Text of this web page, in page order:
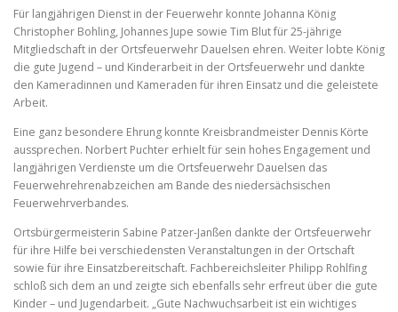
Für langjährigen Dienst in der Feuerwehr konnte Johanna König
Christopher Bohling, Johannes Jupe sowie Tim Blut für 25-jährige
Mitgliedschaft in der Ortsfeuerwehr Dauelsen ehren. Weiter lobte König
die gute Jugend – und Kinderarbeit in der Ortsfeuerwehr und dankte
den Kameradinnen und Kameraden für ihren Einsatz und die geleistete
Arbeit.
Eine ganz besondere Ehrung konnte Kreisbrandmeister Dennis Körte
aussprechen. Norbert Puchter erhielt für sein hohes Engagement und
langjährigen Verdienste um die Ortsfeuerwehr Dauelsen das
Feuerwehrehrenabzeichen am Bande des niedersächsischen
Feuerwehrverbandes.
Ortsbürgermeisterin Sabine Patzer-Janßen dankte der Ortsfeuerwehr
für ihre Hilfe bei verschiedensten Veranstaltungen in der Ortschaft
sowie für ihre Einsatzbereitschaft. Fachbereichsleiter Philipp Rohlfing
schloß sich dem an und zeigte sich ebenfalls sehr erfreut über die gute
Kinder – und Jugendarbeit. „Gute Nachwuchsarbeit ist ein wichtiges